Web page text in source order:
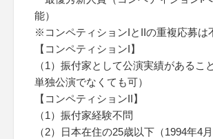
能）
※コンペティションIとIIの重複応募は
【コンペティションI】
（1）振付家として公演実績があるこ
単独公演でなくても可）
【コンペティションII】
（1）振付家経験不問
（2）日本在住の25歳以下（1994年4